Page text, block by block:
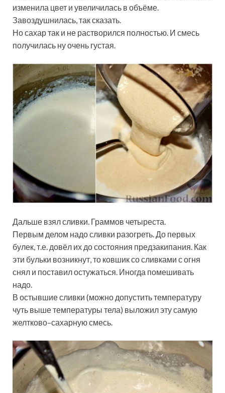
изменила цвет и увеличилась в объёме.
Завоздушнилась, так сказать.
Но сахар так и не растворился полностью. И смесь
получилась ну очень густая.
Дальше взял сливки. Граммов четыреста.
Первым делом надо сливки разогреть. До первых
булек, т.е. довёл их до состояния предзакипания. Как
эти бульки возникнут, то ковшик со сливками с огня
снял и поставил остужаться. Иногда помешивать
надо.
В остывшие сливки (можно допустить температуру
чуть выше температуры тела) выложил эту самую
желтково–сахарную смесь.